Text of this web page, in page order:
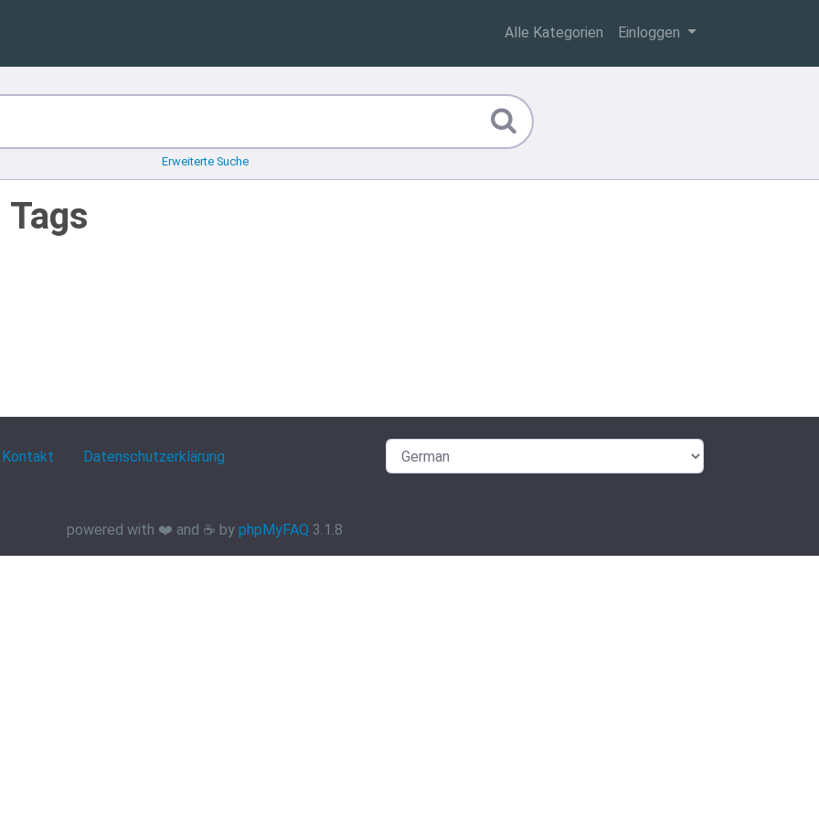
Alle Kategorien Einloggen
Erweiterte Suche
Kontakt Datenschutzerklärung
powered with ❤️ and ☕️ by phpMyFAQ 3.1.8